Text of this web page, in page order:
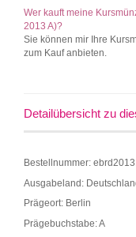
Wer kauft meine
2013 A)?
Sie können mir Ihre
zum Kauf anbieten.
Detailübersicht zu
Bestellnummer:
Ausgabeland:
Prägeort: Berlin
Prägebuchstabe: A